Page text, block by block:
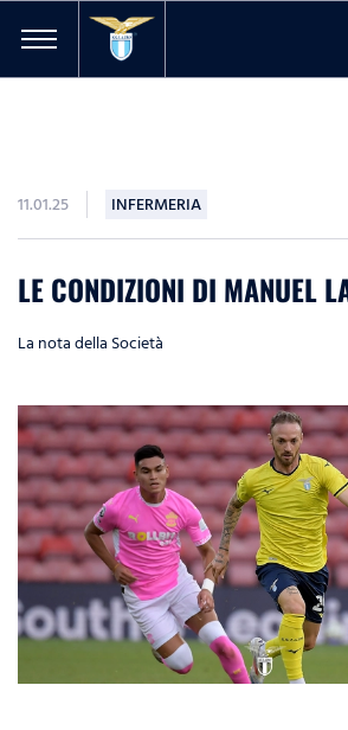
11.01.25 INFERMERIA
LE CONDIZIONI DI MANUEL
La nota della Società